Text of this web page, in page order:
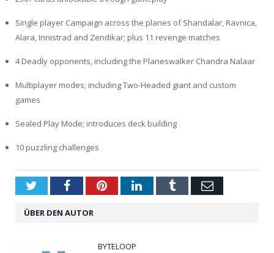
Single player Campaign across the planes of Shandalar, Ravnica,
Alara, Innistrad and Zendikar; plus 11 revenge matches
4 Deadly opponents, including the Planeswalker Chandra Nalaar
Multiplayer modes; including Two-Headed giant and custom
games
Sealed Play Mode; introduces deck building
10 puzzling challenges
TwitterFacebookPinterestLinkedInTumblrEmail
ÜBER DEN AUTOR
BYTELOOP